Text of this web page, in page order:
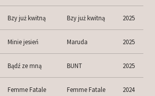
Bzy już kwitną Bzy już kwitną 2025
Minie jesień Maruda 2025
Bądź ze mną BUNT 2025
Femme Fatale Femme Fatale 2024